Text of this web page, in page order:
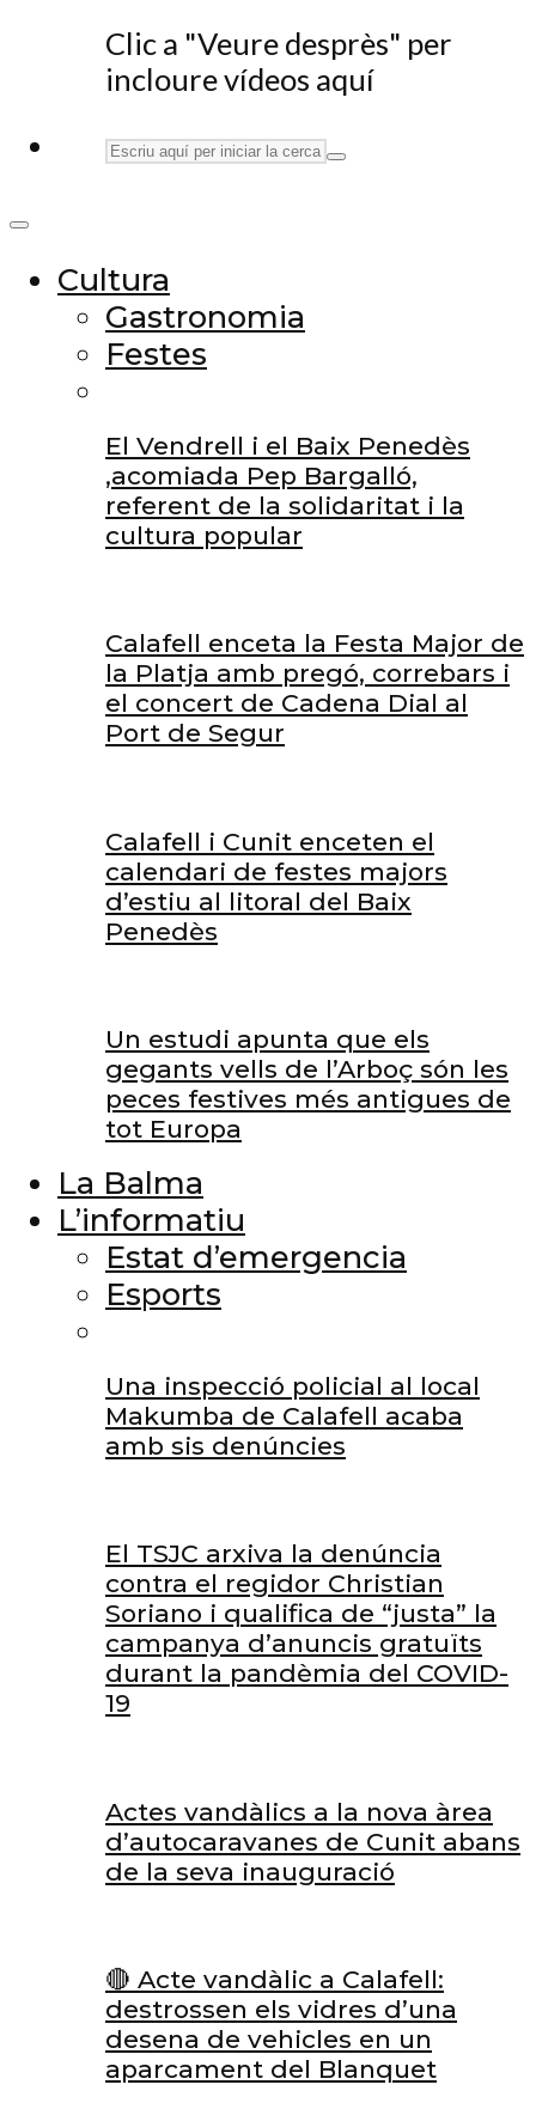
Clic a "Veure desprès" per
incloure vídeos aquí
Cultura
Gastronomia
Festes
El Vendrell i el Baix Penedès
,acomiada Pep Bargalló,
referent de la solidaritat i la
cultura popular
Calafell enceta la Festa Major de
la Platja amb pregó, correbars i
el concert de Cadena Dial al
Port de Segur
Calafell i Cunit enceten el
calendari de festes majors
d’estiu al litoral del Baix
Penedès
Un estudi apunta que els
gegants vells de l’Arboç són les
peces festives més antigues de
tot Europa
La Balma
L’informatiu
Estat d’emergencia
Esports
Una inspecció policial al local
Makumba de Calafell acaba
amb sis denúncies
El TSJC arxiva la denúncia
contra el regidor Christian
Soriano i qualifica de “justa” la
campanya d’anuncis gratuïts
durant la pandèmia del COVID-
19
Actes vandàlics a la nova àrea
d’autocaravanes de Cunit abans
de la seva inauguració
🔴 Acte vandàlic a Calafell:
destrossen els vidres d’una
desena de vehicles en un
aparcament del Blanquet